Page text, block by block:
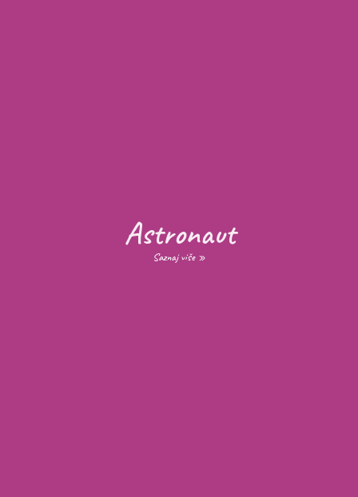
Astronaut
Saznaj više »